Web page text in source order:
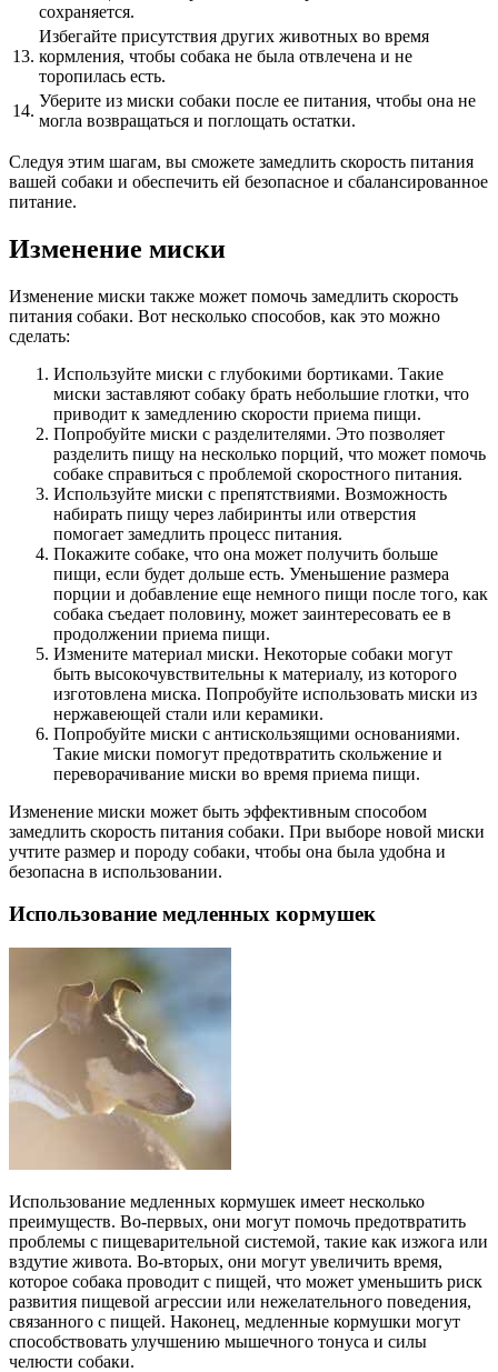
сохраняется.
13.
Избегайте присутствия других животных во время
кормления, чтобы собака не была отвлечена и не
торопилась есть.
14.
Уберите из миски собаки после ее питания, чтобы она не
могла возвращаться и поглощать остатки.
Следуя этим шагам, вы сможете замедлить скорость питания
вашей собаки и обеспечить ей безопасное и сбалансированное
питание.
Изменение миски
Изменение миски также может помочь замедлить скорость
питания собаки. Вот несколько способов, как это можно
сделать:
Используйте миски с глубокими бортиками. Такие
миски заставляют собаку брать небольшие глотки, что
приводит к замедлению скорости приема пищи.
Попробуйте миски с разделителями. Это позволяет
разделить пищу на несколько порций, что может помочь
собаке справиться с проблемой скоростного питания.
Используйте миски с препятствиями. Возможность
набирать пищу через лабиринты или отверстия
помогает замедлить процесс питания.
Покажите собаке, что она может получить больше
пищи, если будет дольше есть. Уменьшение размера
порции и добавление еще немного пищи после того, как
собака съедает половину, может заинтересовать ее в
продолжении приема пищи.
Измените материал миски. Некоторые собаки могут
быть высокочувствительны к материалу, из которого
изготовлена миска. Попробуйте использовать миски из
нержавеющей стали или керамики.
Попробуйте миски с антискользящими основаниями.
Такие миски помогут предотвратить скольжение и
переворачивание миски во время приема пищи.
Изменение миски может быть эффективным способом
замедлить скорость питания собаки. При выборе новой миски
учтите размер и породу собаки, чтобы она была удобна и
безопасна в использовании.
Использование медленных кормушек
Использование медленных кормушек имеет несколько
преимуществ. Во-первых, они могут помочь предотвратить
проблемы с пищеварительной системой, такие как изжога или
вздутие живота. Во-вторых, они могут увеличить время,
которое собака проводит с пищей, что может уменьшить риск
развития пищевой агрессии или нежелательного поведения,
связанного с пищей. Наконец, медленные кормушки могут
способствовать улучшению мышечного тонуса и силы
челюсти собаки.